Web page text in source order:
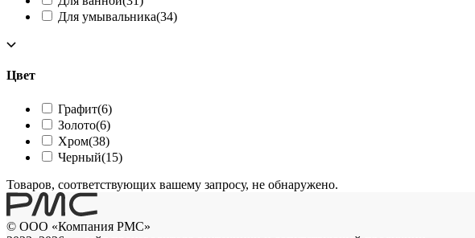
Для умывальника(34)
Цвет
Графит(6)
Золото(6)
Хром(38)
Черный(15)
Товаров, соответствующих вашему запросу, не обнаружено.
© ООО «Компания РМС»